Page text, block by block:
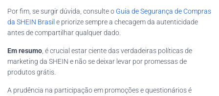
Por fim, se surgir dúvida, consulte o Guia de Segurança de Compras
da SHEIN Brasil e priorize sempre a checagem da autenticidade
antes de compartilhar qualquer dado.
Em resumo , é crucial estar ciente das verdadeiras políticas de
marketing da SHEIN e não se deixar levar por promessas de
produtos grátis.
A prudência na participação em promoções e questionários é